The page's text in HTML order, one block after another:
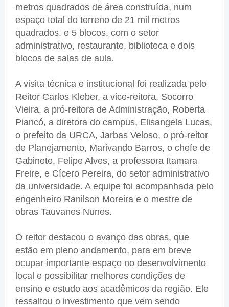
metros quadrados de área construída, num
espaço total do terreno de 21 mil metros
quadrados, e 5 blocos, com o setor
administrativo, restaurante, biblioteca e dois
blocos de salas de aula.
A visita técnica e institucional foi realizada pelo
Reitor Carlos Kleber, a vice-reitora, Socorro
Vieira, a pró-reitora de Administração, Roberta
Piancó, a diretora do campus, Elisangela Lucas,
o prefeito da URCA, Jarbas Veloso, o pró-reitor
de Planejamento, Marivando Barros, o chefe de
Gabinete, Felipe Alves, a professora Itamara
Freire, e Cícero Pereira, do setor administrativo
da universidade. A equipe foi acompanhada pelo
engenheiro Ranilson Moreira e o mestre de
obras Tauvanes Nunes.
O reitor destacou o avanço das obras, que
estão em pleno andamento, para em breve
ocupar importante espaço no desenvolvimento
local e possibilitar melhores condições de
ensino e estudo aos acadêmicos da região. Ele
ressaltou o investimento que vem sendo